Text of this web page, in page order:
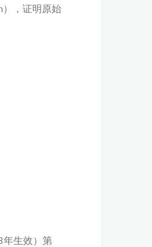
，证明原始
生效）第